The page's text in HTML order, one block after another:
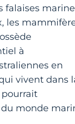
falaises
les
à
en
vivent dans
pourrait
monde